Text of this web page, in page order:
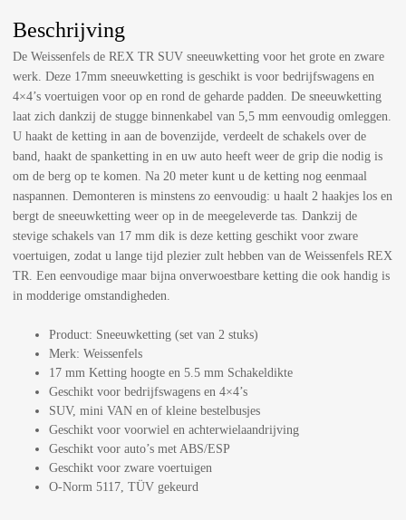
Beschrijving
De Weissenfels de REX TR SUV sneeuwketting voor het grote en zware
werk. Deze 17mm sneeuwketting is geschikt is voor bedrijfswagens en
4×4’s voertuigen voor op en rond de geharde padden. De sneeuwketting
laat zich dankzij de stugge binnenkabel van 5,5 mm eenvoudig omleggen.
U haakt de ketting in aan de bovenzijde, verdeelt de schakels over de
band, haakt de spanketting in en uw auto heeft weer de grip die nodig is
om de berg op te komen. Na 20 meter kunt u de ketting nog eenmaal
naspannen. Demonteren is minstens zo eenvoudig: u haalt 2 haakjes los en
bergt de sneeuwketting weer op in de meegeleverde tas. Dankzij de
stevige schakels van 17 mm dik is deze ketting geschikt voor zware
voertuigen, zodat u lange tijd plezier zult hebben van de Weissenfels REX
TR. Een eenvoudige maar bijna onverwoestbare ketting die ook handig is
in modderige omstandigheden.
Product: Sneeuwketting (set van 2 stuks)
Merk: Weissenfels
17 mm Ketting hoogte en 5.5 mm Schakeldikte
Geschikt voor bedrijfswagens en 4×4’s
SUV, mini VAN en of kleine bestelbusjes
Geschikt voor voorwiel en achterwielaandrijving
Geschikt voor auto’s met ABS/ESP
Geschikt voor zware voertuigen
O-Norm 5117, TÜV gekeurd